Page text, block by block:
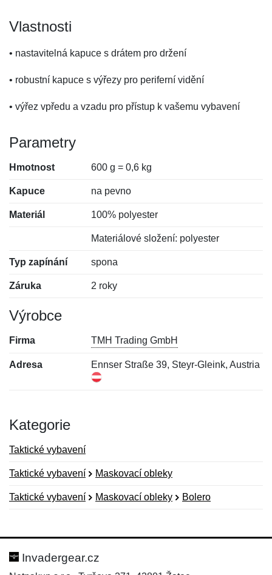
Vlastnosti
• nastavitelná kapuce s drátem pro držení
• robustní kapuce s výřezy pro periferní vidění
• výřez vpředu a vzadu pro přístup k vašemu vybavení
Parametry
Hmotnost 600 g = 0,6 kg
Kapuce na pevno
Materiál 100% polyester
Materiálové složení: polyester
Typ zapínání spona
Záruka 2 roky
Výrobce
Firma TMH Trading GmbH
Adresa Ennser Straße 39, Steyr-Gleink, Austria
Kategorie
Taktické vybavení
Taktické vybavení Maskovací obleky
Taktické vybavení Maskovací obleky Bolero
Hodnocení:
Jméno:
Invadergear.cz